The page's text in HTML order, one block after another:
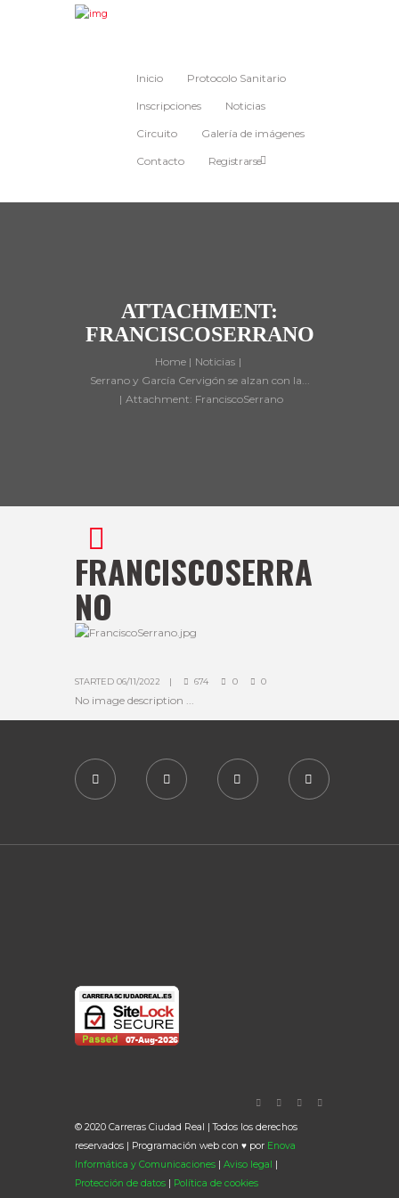
Inicio Protocolo Sanitario
Inscripciones Noticias
Circuito Galería de imágenes
Contacto Registrarse
ATTACHMENT:
FRANCISCOSERRANO
Home
Noticias
Serrano y García Cervigón se alzan con la...
Attachment: FranciscoSerrano
FRANCISCOSERRA
NO
STARTED 06/11/2022 674 0 0
No image description ...
© 2020 Carreras Ciudad Real | Todos los derechos
reservados | Programación web con ♥ por Enova
Informática y Comunicaciones
Aviso legal
Protección de datos
Política de cookies